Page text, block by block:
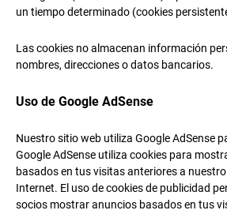
un tiempo determinado (cookies
Las cookies no almacenan información
nombres, direcciones o datos bancarios.
Uso de Google AdSense
Nuestro sitio web utiliza Google AdSense
Google AdSense utiliza cookies para
basados en tus visitas anteriores a
Internet. El uso de cookies de publicidad
socios mostrar anuncios basados en tus